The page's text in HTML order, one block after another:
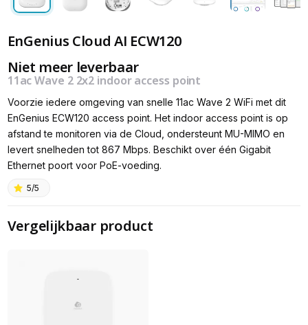
EnGenius Cloud AI ECW120
Niet meer leverbaar
11ac Wave 2 2x2 indoor access point
Voorzie iedere omgeving van snelle 11ac Wave 2 WiFi met dit
EnGenius ECW120 access point. Het indoor access point is op
afstand te monitoren via de Cloud, ondersteunt MU-MIMO en
levert snelheden tot 867 Mbps. Beschikt over één Gigabit
Ethernet poort voor PoE-voeding.
5/5
Vergelijkbaar product